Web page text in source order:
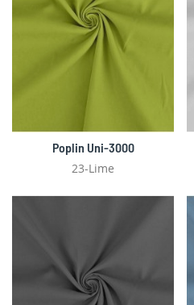
Poplin Uni-3000
23-Lime